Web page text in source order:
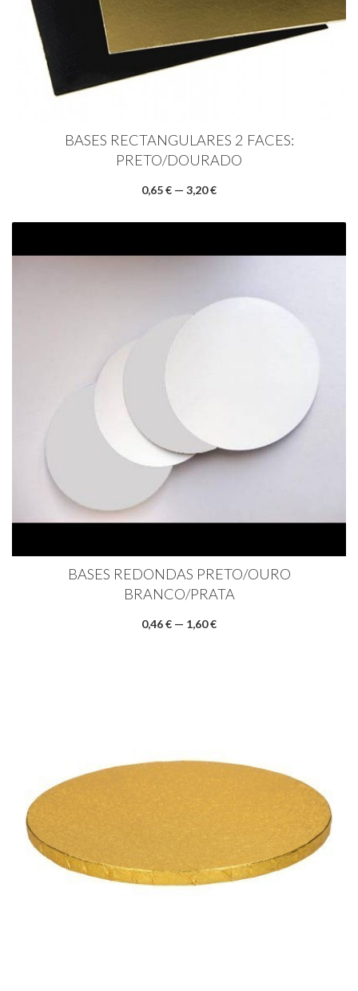
BASES RECTANGULARES 2 FACES:
PRETO/DOURADO
0,65 € — 3,20 €
BASES REDONDAS PRETO/OURO
BRANCO/PRATA
0,46 € — 1,60 €